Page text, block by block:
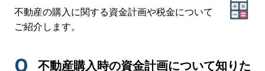
不動産の購入に関する資金計画や税金について
ご紹介します。
不動産購入時の資金計画について知りた